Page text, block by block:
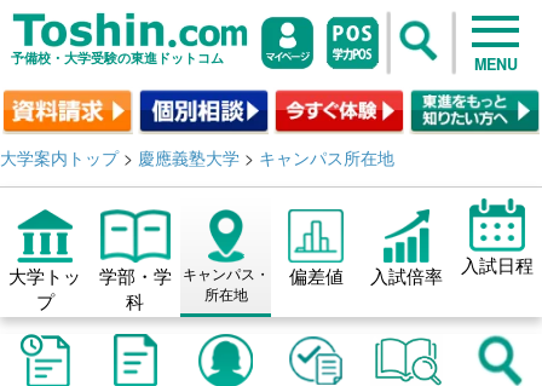
予備校・大学受験の東進ドットコム MENU
大学案内トップ> 慶應義塾大学 > キャンパス所在地
大学トッ
プ
学部・学
科
キャンパス・
所在地
偏差値 入試倍率 入試日程